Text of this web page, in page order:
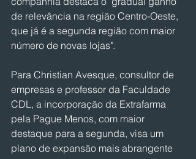
de relevância na região Centro-Oeste,
que já é a segunda região com maior
número de novas lojas".
Para Christian Avesque, consultor de
empresas e professor da Faculdade
CDL, a incorporação da Extrafarma
pela Pague Menos, com maior
destaque para a segunda, visa um
plano de expansão mais abrangente